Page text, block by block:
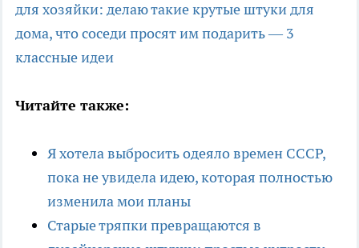
для хозяйки: делаю такие крутые штуки для
дома, что соседи просят им подарить — 3
классные идеи
Читайте также:
Я хотела выбросить одеяло времен СССР,
пока не увидела идею, которая полностью
изменила мои планы
Старые тряпки превращаются в